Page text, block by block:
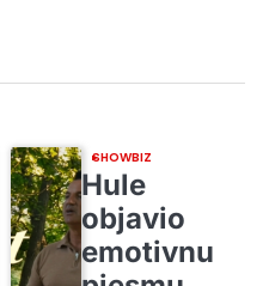
SHOWBIZ
Hule
objavio
emotivnu